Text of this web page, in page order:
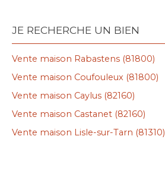
JE RECHERCHE UN BIEN
Vente maison Rabastens (81800)
Vente maison Coufouleux (81800)
Vente maison Caylus (82160)
Vente maison Castanet (82160)
Vente maison Lisle-sur-Tarn (81310)